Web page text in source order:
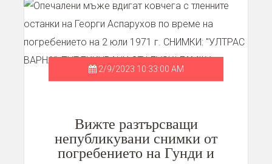
2/9/2023 10:33:00 AM
Вижте разтърсващи
непубликувани снимки от
погребението на Гунди и